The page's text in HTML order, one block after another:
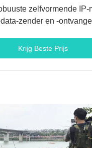
zelfvormende IP-
zender en -
Krijg Beste Prijs